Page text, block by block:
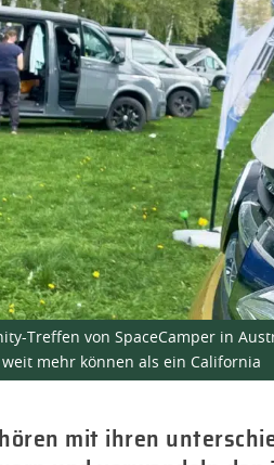
Treffen von SpaceCamper in
mehr können als ein California
mit ihren